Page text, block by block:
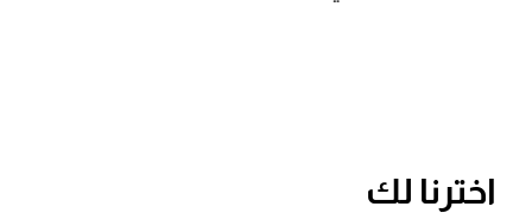
اخترنا لك